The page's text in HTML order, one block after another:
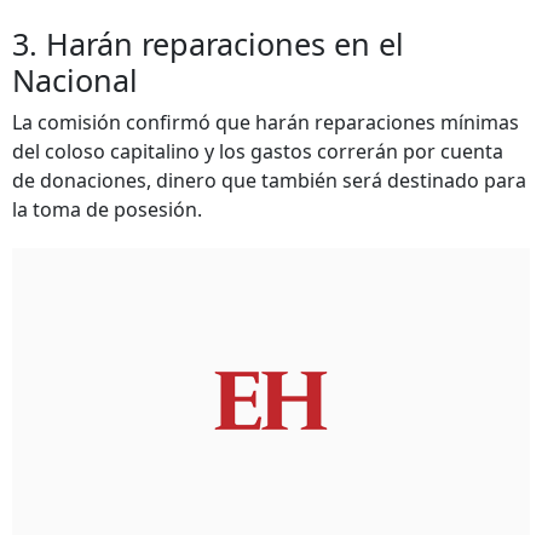
3. Harán reparaciones en el
Nacional
La comisión confirmó que harán reparaciones mínimas
del coloso capitalino y los gastos correrán por cuenta
de donaciones, dinero que también será destinado para
la toma de posesión.